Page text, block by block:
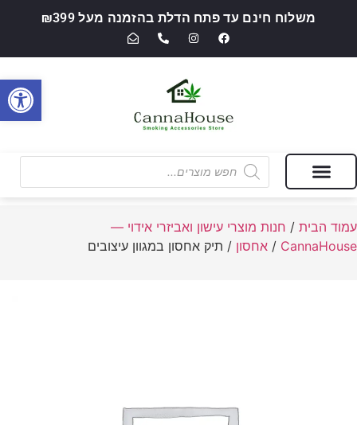
משלוח חינם עד פתח הדלת בהזמנה מעל ₪399
עמוד הבית / חנות מוצרי עישון ואביזרי אידוי —
CannaHouse
/ אחסון / תיק אחסון במגוון עיצובים
פתח